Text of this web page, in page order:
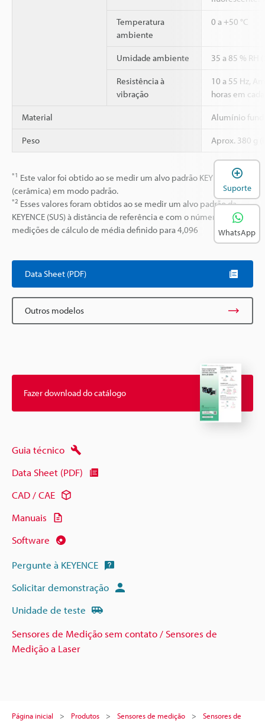
Temperatura
ambiente
0 a +50 °C
Umidade ambiente 35 a 85 % RH
Resistência à
vibração
10 a 55 Hz,
horas em
Material Alumínio
Peso Aprox. 380 g
*1 Este valor foi obtido ao se medir um alvo padrão KEYENCE
(cerâmica) em modo padrão.
*2 Esses valores foram obtidos ao se medir um alvo padrão da
KEYENCE (SUS) à distância de referência e com o número de
medições de cálculo de média definido para 4,096
Data Sheet (PDF)
Outros modelos
Fazer download do catálogo
Guia técnico
Data Sheet (PDF)
CAD / CAE
Manuais
Software
Pergunte à KEYENCE
Solicitar demonstração
Unidade de teste
Sensores de Medição sem contato / Sensores de
Medição a Laser
Página inicial Produtos Sensores de medição
Sensores de
Suporte
WhatsApp